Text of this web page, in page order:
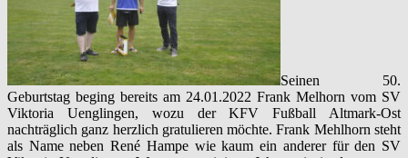
Seinen 50.
Geburtstag beging bereits am 24.01.2022 Frank Melhorn vom SV
Viktoria Uenglingen, wozu der KFV Fußball Altmark-Ost
nachträglich ganz herzlich gratulieren möchte. Frank Mehlhorn steht
als Name neben René Hampe wie kaum ein anderer für den SV